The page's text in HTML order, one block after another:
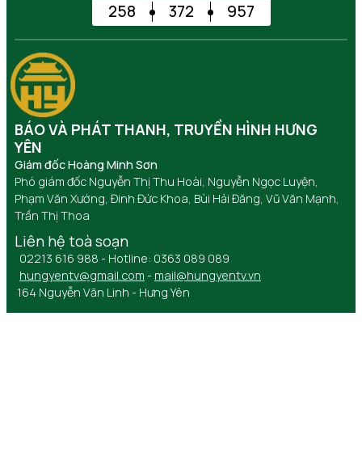
258 372 957
BÁO VÀ PHÁT THANH, TRUYỀN HÌNH HƯNG
YÊN
Giám đốc Hoàng Minh Sơn
Phó giám đốc Nguyễn Thị Thu Hoài, Nguyễn Ngọc Luyện,
Phạm Văn Xướng, Đinh Đức Khoa, Bùi Hải Đăng, Vũ Văn Mạnh,
Trần Thị Thoa
Liên hệ toà soạn
02213 616 988 - Hotline: 0363 089 089
hungyentv@gmail.com - mail@hungyentv.vn
164 Nguyễn Văn Linh - Hưng Yên